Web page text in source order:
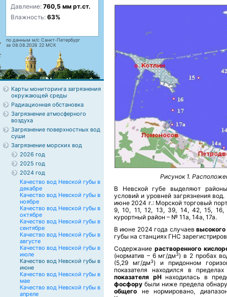
Давление: 760,5 мм рт.ст.
Влажность: 63%
по данным м/с Санкт-Петербург
за 08.08.2026 22 МСК
Карты мониторинга загрязнения
окружающей среды
Радиационная обстановка
Загрязнение атмосферного
воздуха
Загрязнение поверхностных вод
суши
Загрязнение морских вод
2026 год
2025 год
2024 год
Качество вод Невской губы в
декабре
Качество вод Невской губы в
ноябре
Качество вод Невской губы в
октябре
Качество вод Невской губы в
сентябре
Качество вод Невской губы в
августе
Качество вод Невской губы в
июле
Качество вод Невской губы в
июне
Качество вод Невской губы в
мае
Качество вод Невской губы в
апреле
Рисунок 1.
В Невской губе выделяют
условий и уровней загрязнения
июне 2024 г.: Морской торговый
9, 10, 11, 12, 13, 39, 14, 42, 15,
курортный район – № 11а, 14а, 17а.
В июне 2024 года случаеввысокого
губы на станциях ГНС
Содержание растворенного
(норматив – 6 мг/дм3) в 2 пробах
(5,29 мг/дм3) и придонном
показателя находился в
показателя рНнаходилась в
фосфору были ниже предела
общего не нормировано,